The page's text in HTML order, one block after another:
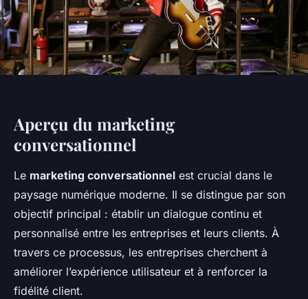
Aperçu du marketing
conversationnel
Le marketing conversationnel est crucial dans le
paysage numérique moderne. Il se distingue par son
objectif principal : établir un dialogue continu et
personnalisé entre les entreprises et leurs clients. À
travers ce processus, les entreprises cherchent à
améliorer l’expérience utilisateur et à renforcer la
fidélité client.